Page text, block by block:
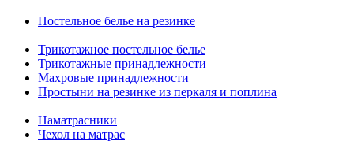
Постельное белье на резинке
Трикотажное постельное белье
Трикотажные принадлежности
Махровые принадлежности
Простыни на резинке из перкаля и поплина
Наматрасники
Чехол на матрас